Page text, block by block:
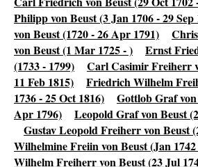
Philipp von Beust (3 Jan 1706 - 29 Sep
von Beust (1720 - 26 Apr 1791)
von Beust (1 Mar 1725 - )
Ernst
(1733 - 1799)
Carl Casimir Freiherr
11 Feb 1815)
Friedrich Wilhelm
1736 - 25 Oct 1816)
Gottlob Graf von
Apr 1796)
Leopold Graf von Beust
Gustav Leopold Freiherr von Beust
Wilhelmine Freiin von Beust (Jan 1742
Wilhelm Freiherr von Beust (23 Jul